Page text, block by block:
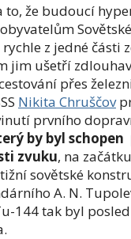
to, že budoucí
z jedné části
jim ušetří
přes
Nikita Chruščov
prvního
by byl
zvuku, na
sovětské
A. N.
144 tak byl